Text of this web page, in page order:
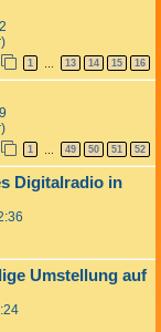
1 … 13 14 15 16
1 … 49 50 51 52
Digitalradio in
Umstellung auf